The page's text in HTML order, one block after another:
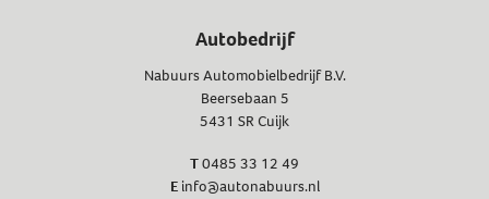
Autobedrijf
Nabuurs Automobielbedrijf B.V.
Beersebaan 5
5431 SR Cuijk
T0485 33 12 49
E info@autonabuurs.nl